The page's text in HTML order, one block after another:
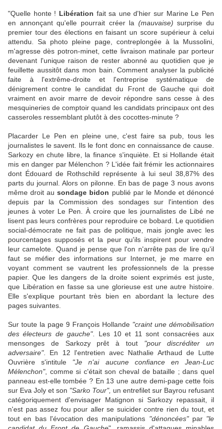
"Quelle honte ! Libération fait sa une d'hier sur Marine Le Pen
en annonçant qu'elle pourrait créer la (mauvaise) surprise du
premier tour des élections en faisant un score supérieur à celui
attendu. Sa photo pleine page, contreplongée à la Mussolini,
m'agresse dès potron-minet, cette livraison matinale par porteur
devenant l'unique raison de rester abonné au quotidien que je
feuillette aussitôt dans mon bain. Comment analyser la publicité
faite à l'extrême-droite et l'entreprise systématique de
dénigrement contre le candidat du Front de Gauche qui doit
vraiment en avoir marre de devoir répondre sans cesse à des
mesquineries de comptoir quand les candidats principaux ont des
casseroles ressemblant plutôt à des cocottes-minute ?
Placarder Le Pen en pleine une, c'est faire sa pub, tous les
journalistes le savent. Ils le font donc en connaissance de cause.
Sarkozy en chute libre, la finance s'inquiète. Et si Hollande était
mis en danger par Mélenchon ? L'idée fait frémir les actionnaires
dont Édouard de Rothschild‎ représente à lui seul 38,87% des
parts du journal. Alors on pilonne. En bas de page 3 nous avons
même droit ausondage bidon publié par le Monde et dénoncé
depuis par la Commission des sondages sur l'intention des
jeunes à voter Le Pen. À croire que les journalistes de Libé ne
lisent pas leurs confrères pour reproduire ce bobard. Le quotidien
social-démocrate ne fait pas de politique, mais jongle avec les
pourcentages supposés et la peur qu'ils inspirent pour vendre
leur camelote. Quand je pense que l'on n'arrête pas de lire qu'il
faut se méfier des informations sur Internet, je me marre en
voyant comment se vautrent les professionnels de la presse
papier. Que les dangers de la droite soient exprimés est juste,
que Libération en fasse sa une glorieuse est une autre histoire.
Elle s'explique pourtant très bien en abordant la lecture des
pages suivantes.
Sur toute la page 9 François Hollande "craint une démobilisation
des électeurs de gauche". Les 10 et 11 sont consacrées aux
mensonges de Sarkozy prêt à tout "pour discréditer un
adversaire". En 12 l'entretien avec Nathalie Arthaud de Lutte
Ouvrière s'intitule "Je n'ai aucune confiance en Jean-Luc
Mélenchon", comme si c'était son cheval de bataille ; dans quel
panneau est-elle tombée ? En 13 une autre demi-page cette fois
sur Eva Joly et son "Sarko Tour", un entrefilet sur Bayrou refusant
catégoriquement d'envisager Matignon si Sarkozy repassait, il
n'est pas assez fou pour aller se suicider contre rien du tout, et
tout en bas l'évocation des manipulations "dénoncées"par "le